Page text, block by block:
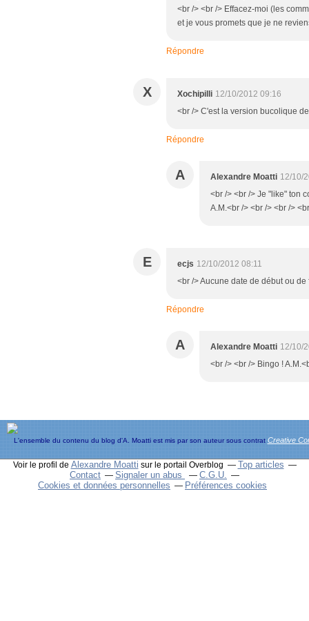
<br /> <br /> Effacez-moi (les
et je vous promets que je ne
Répondre
X Xochipilli 12/10/2012 09:16
<br /> C'est la version bucolique
Répondre
A Alexandre Moatti 12/10/
<br /> <br /> Je "like" ton
A.M.<br /> <br /> <br />
E ecjs 12/10/2012 08:11
<br /> Aucune date de début ou
Répondre
A Alexandre Moatti 12/10/
<br /> <br /> Bingo !
L'ensemble du contenu du blog d'A. Moatti est mis par son auteur sous contrat Creative
Voir le profil de Alexandre Moatti sur le portail Overblog
Top articles
Contact
Signaler un abus
C.G.U.
Cookies et données personnelles
Préférences cookies